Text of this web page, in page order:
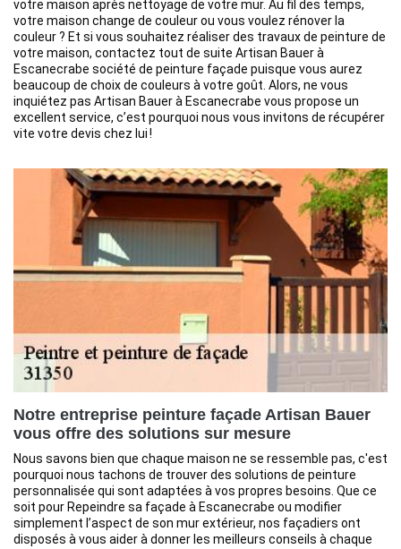
votre maison après nettoyage de votre mur. Au fil des temps,
votre maison change de couleur ou vous voulez rénover la
couleur ? Et si vous souhaitez réaliser des travaux de peinture de
votre maison, contactez tout de suite Artisan Bauer à
Escanecrabe société de peinture façade puisque vous aurez
beaucoup de choix de couleurs à votre goût. Alors, ne vous
inquiétez pas Artisan Bauer à Escanecrabe vous propose un
excellent service, c’est pourquoi nous vous invitons de récupérer
vite votre devis chez lui !
Notre entreprise peinture façade Artisan Bauer
vous offre des solutions sur mesure
Nous savons bien que chaque maison ne se ressemble pas, c'est
pourquoi nous tachons de trouver des solutions de peinture
personnalisée qui sont adaptées à vos propres besoins. Que ce
soit pour Repeindre sa façade à Escanecrabe ou modifier
simplement l’aspect de son mur extérieur, nos façadiers ont
disposés à vous aider à donner les meilleurs conseils à chaque